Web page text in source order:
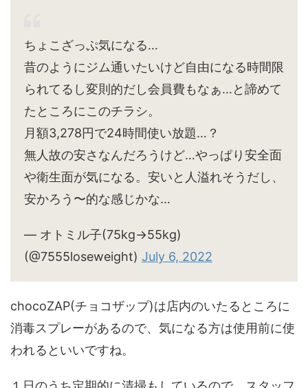
ちょこざっぷ気になる…
昔のようにジム通いたいけど自由になる時間限
られてるし変則的だし会員費もなぁ…と諦めて
たところにこのチラシ。
月額3,278円で24時間使い放題…？
無人故の安さなんだろうけど…やっぱり安全面
や衛生面が気になる。安いと人溢れそうだし、
安かろう〜的な感じかな…
— オトミル子(75kg→55kg)
(@7555loseweight) July 6, 2022
chocoZAP(チョコザップ)は店内のいたるところに
消毒スプレーがあるので、気になる方は使用前に使
われるといいですね。